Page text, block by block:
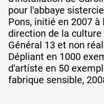
pour l'abbaye
Pons, initié en 2007
direction de la culture
Général 13 et non
Dépliant en 1000
d'artiste en 50
fabrique sensible,